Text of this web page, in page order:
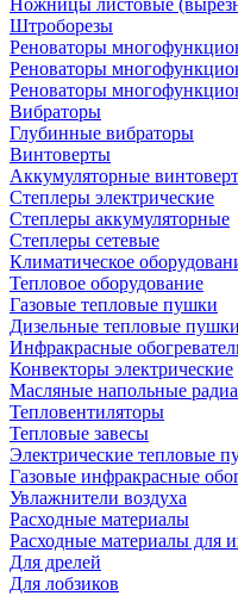
Ножницы листовые
Штроборезы
Реноваторы
Реноваторы
Реноваторы
Вибраторы
Глубинные вибраторы
Винтоверты
Аккумуляторные
Степлеры электрические
Степлеры аккумуляторные
Степлеры сетевые
Климатическое
Тепловое оборудование
Газовые тепловые пушки
Дизельные тепловые пушки
Инфракрасные
Конвекторы электрические
Масляные напольные
Тепловентиляторы
Тепловые завесы
Электрические тепловые
Газовые инфракрасные
Увлажнители воздуха
Расходные материалы
Расходные материалы для
Для дрелей
Для лобзиков